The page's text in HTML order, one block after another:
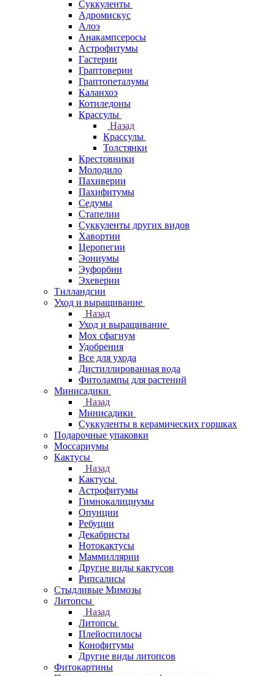
Суккуленты
Адромискус
Алоэ
Анакампсеросы
Астрофитумы
Гастерии
Граптоверии
Граптопеталумы
Каланхоэ
Котиледоны
Крассулы
Назад
Крассулы
Толстянки
Крестовники
Молодило
Пахиверии
Пахифитумы
Седумы
Стапелии
Суккуленты других видов
Хавортии
Церопегии
Эониумы
Эуфорбии
Эхеверии
Тилландсии
Уход и выращивание
Назад
Уход и выращивание
Мох сфагнум
Удобрения
Все для ухода
Дистиллированная вода
Фитолампы для растений
Минисадики
Назад
Минисадики
Суккуленты в керамических горшках
Подарочные упаковки
Моссариумы
Кактусы
Назад
Кактусы
Астрофитумы
Гимнокалициумы
Опунции
Ребуции
Декабристы
Нотокактусы
Маммиллярии
Другие виды кактусов
Рипсалисы
Стыдливые Мимозы
Литопсы
Назад
Литопсы
Плейоспилосы
Конофитумы
Другие виды литопсов
Фитокартины